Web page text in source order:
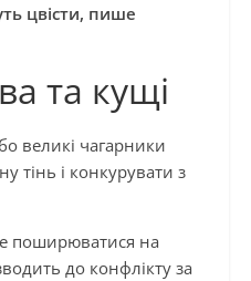
цвісти, пише
та кущі
великі чагарники
тінь і конкурувати з
поширюватися на
до конфлікту за